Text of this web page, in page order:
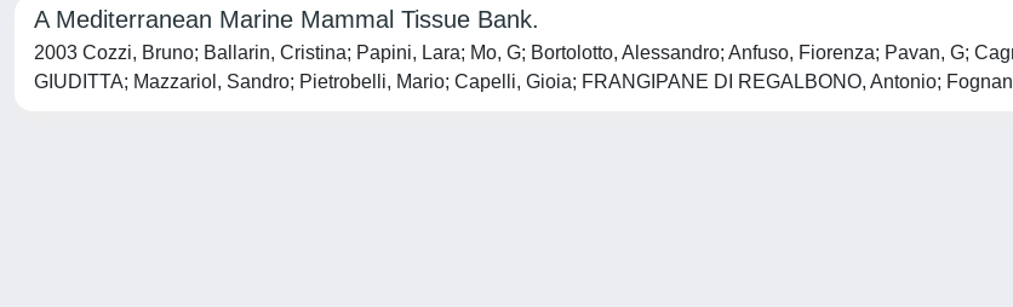
A Mediterranean Marine Mammal Tissue Bank.
2003 Cozzi, Bruno; Ballarin, Cristina; Papini, Lara; Mo, G; Bortolotto, Alessandro; Anfuso, Fiorenza; Pavan, G;
GIUDITTA; Mazzariol, Sandro; Pietrobelli, Mario; Capelli, Gioia; FRANGIPANE DI REGALBONO, Antonio;